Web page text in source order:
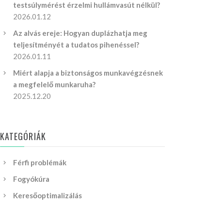
testsúlymérést érzelmi hullámvasút nélkül?
2026.01.12
Az alvás ereje: Hogyan duplázhatja meg
teljesítményét a tudatos pihenéssel?
2026.01.11
Miért alapja a biztonságos munkavégzésnek
a megfelelő munkaruha?
2025.12.20
KATEGÓRIÁK
Férfi problémák
Fogyókúra
Keresőoptimalizálás